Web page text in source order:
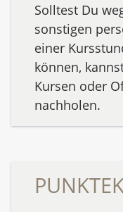
Solltest Du
sonstigen
einer
können,
Kursen oder
nachholen.